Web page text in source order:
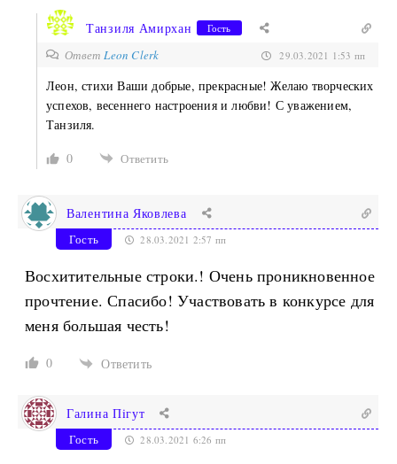
Танзиля Амирхан Гость
ОтветLeon Clerk 29.03.2021 1:53 пп
Леон, стихи Ваши добрые, прекрасные! Желаю творческих
успехов, весеннего настроения и любви! С уважением,
Танзиля.
0
Ответить
Валентина Яковлева
Гость 28.03.2021 2:57 пп
Восхитительные строки.! Очень проникновенное
прочтение. Спасибо! Участвовать в конкурсе для
меня большая честь!
0 Ответить
Галина Пiгут
Гость 28.03.2021 6:26 пп